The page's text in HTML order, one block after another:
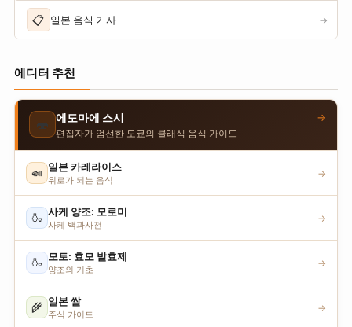
📋 일본 음식 기사 →
에디터 추천
🍣 에도마에 스시
편집자가 엄선한 도쿄의 클래식 음식 가이드
→
🍛 일본 카레라이스
위로가 되는 음식
→
🍶 사케 양조: 모로미
사케 백과사전
→
🍶 모토: 효모 발효제
양조의 기초
→
🌾 일본 쌀
주식 가이드
→